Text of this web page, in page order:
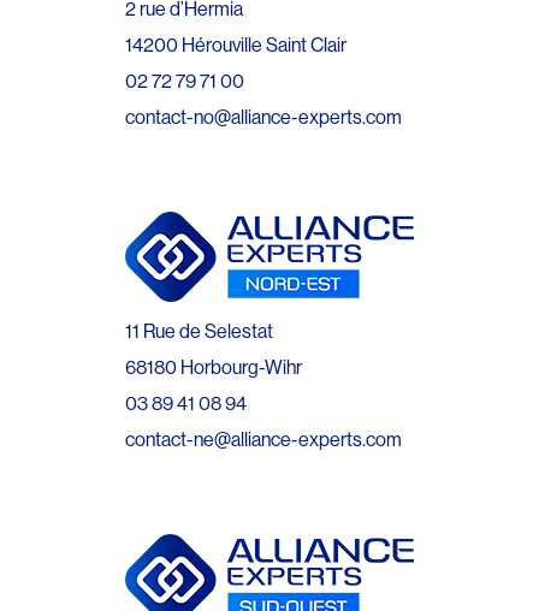
2 rue d’Hermia
14200 Hérouville Saint Clair
02 72 79 71 00
contact-no@alliance-experts.com
11 Rue de Selestat
68180 Horbourg-Wihr
03 89 41 08 94
contact-ne@alliance-experts.com